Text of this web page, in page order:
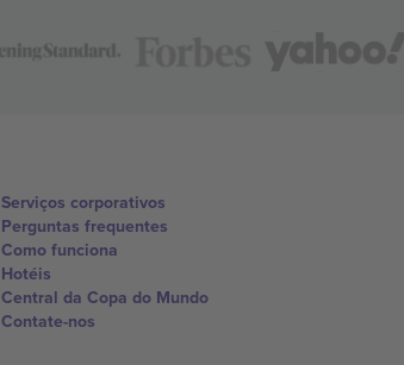
Serviços corporativos
Perguntas frequentes
Como funciona
Hotéis
Central da Copa do Mundo
Contate-nos